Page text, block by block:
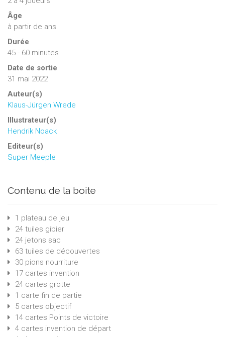
Âge
à partir de ans
Durée
45 - 60 minutes
Date de sortie
31 mai 2022
Auteur(s)
Klaus-Jürgen Wrede
Illustrateur(s)
Hendrik Noack
Editeur(s)
Super Meeple
Contenu de la boite
1 plateau de jeu
24 tuiles gibier
24 jetons sac
63 tuiles de découvertes
30 pions nourriture
17 cartes invention
24 cartes grotte
1 carte fin de partie
5 cartes objectif
14 cartes Points de victoire
4 cartes invention de départ